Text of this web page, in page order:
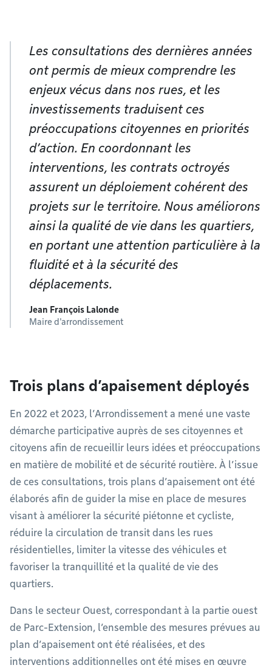
Les consultations des dernières années
ont permis de mieux comprendre les
enjeux vécus dans nos rues, et les
investissements traduisent ces
préoccupations citoyennes en priorités
d’action. En coordonnant les
interventions, les contrats octroyés
assurent un déploiement cohérent des
projets sur le territoire. Nous améliorons
ainsi la qualité de vie dans les quartiers,
en portant une attention particulière à la
fluidité et à la sécurité des
déplacements.
Jean François Lalonde
Maire d'arrondissement
Trois plans d’apaisement déployés
En 2022 et 2023, l’Arrondissement a mené une vaste
démarche participative auprès de ses citoyennes et
citoyens afin de recueillir leurs idées et préoccupations
en matière de mobilité et de sécurité routière. À l’issue
de ces consultations, trois plans d’apaisement ont été
élaborés afin de guider la mise en place de mesures
visant à améliorer la sécurité piétonne et cycliste,
réduire la circulation de transit dans les rues
résidentielles, limiter la vitesse des véhicules et
favoriser la tranquillité et la qualité de vie des
quartiers.
Dans le secteur Ouest, correspondant à la partie ouest
de Parc-Extension, l’ensemble des mesures prévues au
plan d’apaisement ont été réalisées, et des
interventions additionnelles ont été mises en œuvre